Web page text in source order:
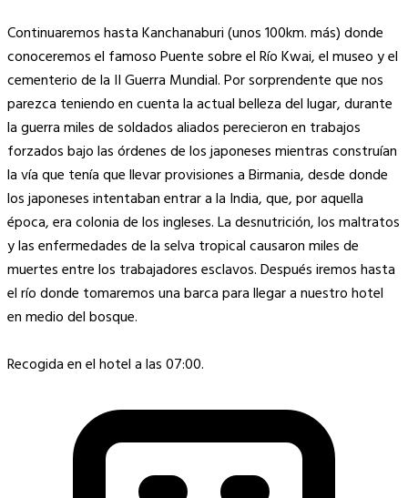
Continuaremos hasta Kanchanaburi (unos 100km. más) donde
conoceremos el famoso Puente sobre el Río Kwai, el museo y el
cementerio de la II Guerra Mundial. Por sorprendente que nos
parezca teniendo en cuenta la actual belleza del lugar, durante
la guerra miles de soldados aliados perecieron en trabajos
forzados bajo las órdenes de los japoneses mientras construían
la vía que tenía que llevar provisiones a Birmania, desde donde
los japoneses intentaban entrar a la India, que, por aquella
época, era colonia de los ingleses. La desnutrición, los maltratos
y las enfermedades de la selva tropical causaron miles de
muertes entre los trabajadores esclavos. Después iremos hasta
el río donde tomaremos una barca para llegar a nuestro hotel
en medio del bosque.
Recogida en el hotel a las 07:00.